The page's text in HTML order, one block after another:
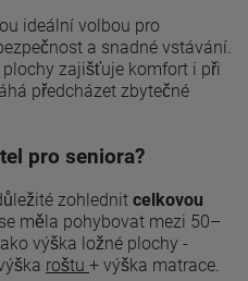
ideální volbou pro
a snadné vstávání.
zajišťuje komfort i při
předcházet zbytečné
pro seniora?
zohlednit celkovou
měla pohybovat mezi 50–
výška ložné plochy -
roštu + výška matrace.